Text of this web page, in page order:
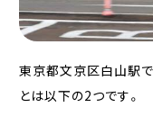
東京都文京区白山駅
とは以下の2つです。